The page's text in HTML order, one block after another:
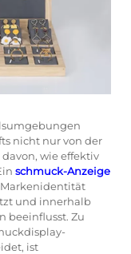
nicht nur von der
wie effektiv
schmuck-Anzeige
und innerhalb
beeinflusst. Zu
ist